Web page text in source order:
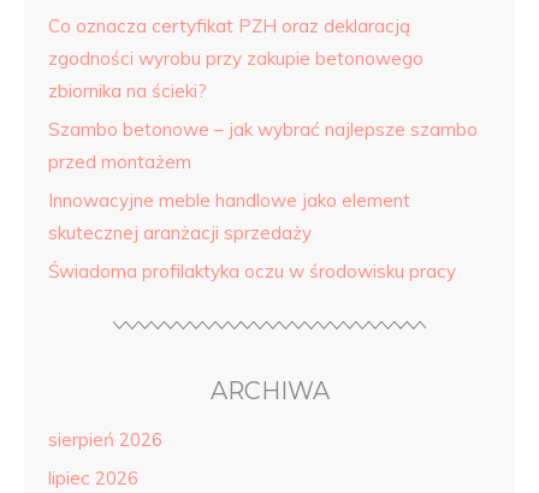
Co oznacza certyfikat PZH oraz deklaracją
zgodności wyrobu przy zakupie betonowego
zbiornika na ścieki?
Szambo betonowe – jak wybrać najlepsze szambo
przed montażem
Innowacyjne meble handlowe jako element
skutecznej aranżacji sprzedaży
Świadoma profilaktyka oczu w środowisku pracy
ARCHIWA
sierpień 2026
lipiec 2026